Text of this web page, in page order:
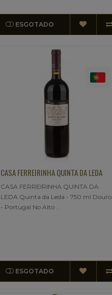
ESGOTADO
CASA FERREIRINHA QUINTA DA LEDA
CASA FERREIRINHA QUINTA DA
LEDA Quinta da Leda - 750 ml Douro
- Portugal No Alto ..
ESGOTADO